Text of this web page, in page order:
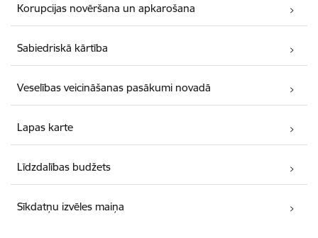
Korupcijas novēršana un apkarošana
Sabiedriskā kārtība
Veselības veicināšanas pasākumi novadā
Lapas karte
Līdzdalības budžets
Sīkdatņu izvēles maiņa